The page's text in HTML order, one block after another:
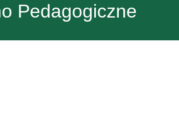
Pedagogiczne